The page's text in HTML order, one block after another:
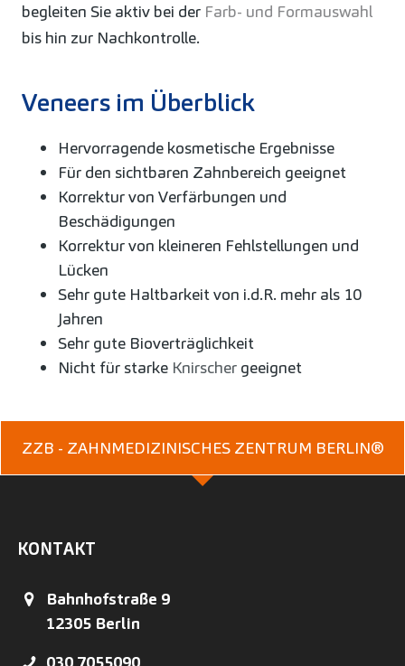
begleiten Sie aktiv bei der Farb- und Formauswahl
bis hin zur Nachkontrolle.
Veneers im Überblick
Hervorragende kosmetische Ergebnisse
Für den sichtbaren Zahnbereich geeignet
Korrektur von Verfärbungen und
Beschädigungen
Korrektur von kleineren Fehlstellungen und
Lücken
Sehr gute Haltbarkeit von i.d.R. mehr als 10
Jahren
Sehr gute Bioverträglichkeit
Nicht für starke Knirscher geeignet
ZZB - ZAHNMEDIZINISCHES ZENTRUM BERLIN®
KONTAKT
Bahnhofstraße 9
12305 Berlin